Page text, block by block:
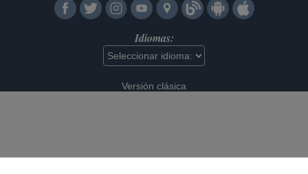
Idiomas:
Versión clásica